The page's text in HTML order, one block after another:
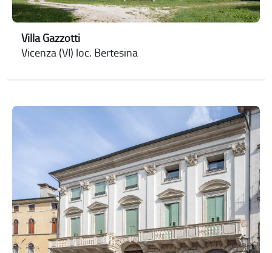
Villa Gazzotti
Vicenza (VI) loc. Bertesina